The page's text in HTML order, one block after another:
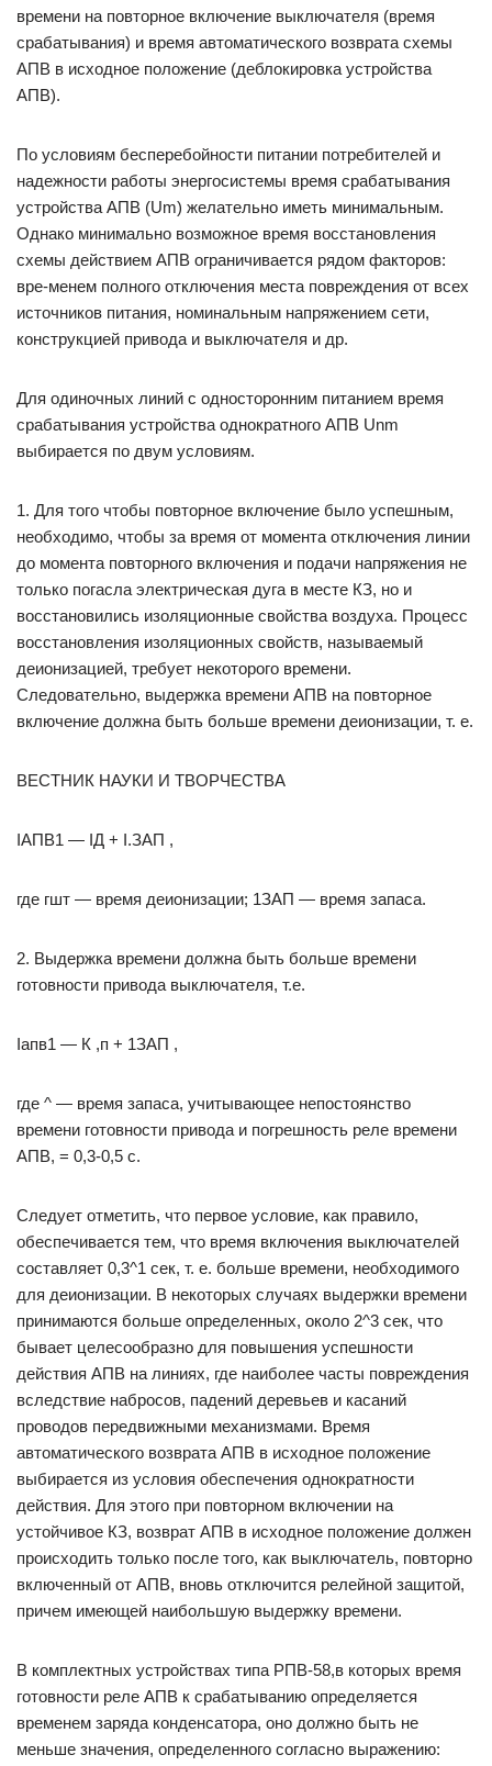
времени на повторное включение выключателя (время
срабатывания) и время автоматического возврата схемы
АПВ в исходное положение (деблокировка устройства
АПВ).
По условиям бесперебойности питании потребителей и
надежности работы энергосистемы время срабатывания
устройства АПВ (Um) желательно иметь минимальным.
Однако минимально возможное время восстановления
схемы действием АПВ ограничивается рядом факторов:
вре-менем полного отключения места повреждения от всех
источников питания, номинальным напряжением сети,
конструкцией привода и выключателя и др.
Для одиночных линий с односторонним питанием время
срабатывания устройства однократного АПВ Unm
выбирается по двум условиям.
1. Для того чтобы повторное включение было успешным,
необходимо, чтобы за время от момента отключения линии
до момента повторного включения и подачи напряжения не
только погасла электрическая дуга в месте КЗ, но и
восстановились изоляционные свойства воздуха. Процесс
восстановления изоляционных свойств, называемый
деионизацией, требует некоторого времени.
Следовательно, выдержка времени АПВ на повторное
включение должна быть больше времени деионизации, т. е.
ВЕСТНИК НАУКИ И ТВОРЧЕСТВА
IАПВ1 — IД + I.ЗАП ,
где гшт — время деионизации; 1ЗАП — время запаса.
2. Выдержка времени должна быть больше времени
готовности привода выключателя, т.е.
Iапв1 — К ,п + 1ЗАП ,
где ^ — время запаса, учитывающее непостоянство
времени готовности привода и погрешность реле времени
АПВ, = 0,3-0,5 с.
Следует отметить, что первое условие, как правило,
обеспечивается тем, что время включения выключателей
составляет 0,3^1 сек, т. е. больше времени, необходимого
для деионизации. В некоторых случаях выдержки времени
принимаются больше определенных, около 2^3 сек, что
бывает целесообразно для повышения успешности
действия АПВ на линиях, где наиболее часты повреждения
вследствие набросов, падений деревьев и касаний
проводов передвижными механизмами. Время
автоматического возврата АПВ в исходное положение
выбирается из условия обеспечения однократности
действия. Для этого при повторном включении на
устойчивое КЗ, возврат АПВ в исходное положение должен
происходить только после того, как выключатель, повторно
включенный от АПВ, вновь отключится релейной защитой,
причем имеющей наибольшую выдержку времени.
В комплектных устройствах типа РПВ-58,в которых время
готовности реле АПВ к срабатыванию определяется
временем заряда конденсатора, оно должно быть не
меньше значения, определенного согласно выражению: